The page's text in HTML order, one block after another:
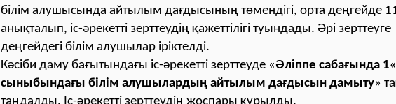
білім алушысында айтылым дағдысының төмендігі, орта деңгейде
анықталып, іс-әрекетті зерттеудің қажеттілігі туындады. Әрі
деңгейдегі білім алушылар іріктелді.
Кәсіби даму бағытындағы іс-әрекетті зерттеуде «Әліппе сабағында
сыныбындағы білім алушылардың айтылым дағдысын дамыту»